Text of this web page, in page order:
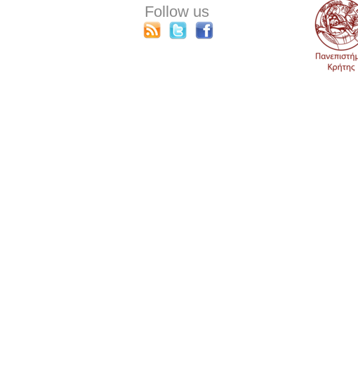
Follow us